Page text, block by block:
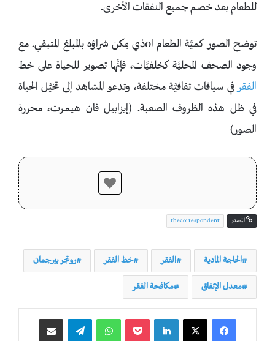
للطعام بعد خصم جميع النفقات الأخرى.
توضح الصور كميَّة الطعام ا0ذي يمكن شراؤه بالمبلغ المتبقي. مع
وجود الصحف المحليَّة كخلفيَّات، فإنَّها تصوير للحياة على خط
الفقرفي سياقات ثقافيَّة مختلفة، وتدعو المشاهد إلى تخيَّل الحياة
في ظل هذه الظروف الصعبة. (إيزابيل فان هيمرت، محررة
الصور)
المصدر thecorrespondent
الحاجة المادية الفقر خط الفقر روتجر بيرجمان
معدل الإنفاق مكافحة الفقر
واتساب